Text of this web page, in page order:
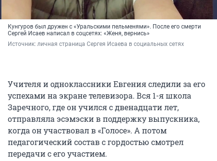
Кунгуров был дружен с «Уральскими пельменями». После его смерти
Сергей Исаев написал в соцсетях: «Женя, вернись»
Источник: личная страница Сергея Исаева в социальных сетях
Учителя и одноклассники Евгения следили за его
успехами на экране телевизора. Вся 1-я школа
Заречного, где он учился с двенадцати лет,
отправляла эсэмэски в поддержку выпускника,
когда он участвовал в «Голосе». А потом
педагогический состав с гордостью смотрел
передачи с его участием.